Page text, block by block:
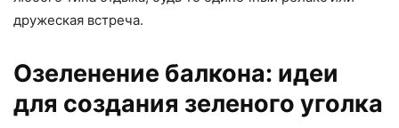
дружеская встреча.
Озеленение балкона: идеи
для создания зеленого уголка